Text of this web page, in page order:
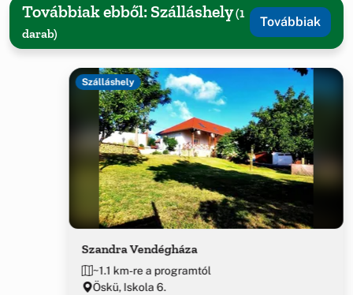
Továbbiak ebből: Szálláshely(1
darab)
Továbbiak
Szálláshely
Szandra Vendégháza
~1.1 km-re a programtól
Öskü, Iskola 6.